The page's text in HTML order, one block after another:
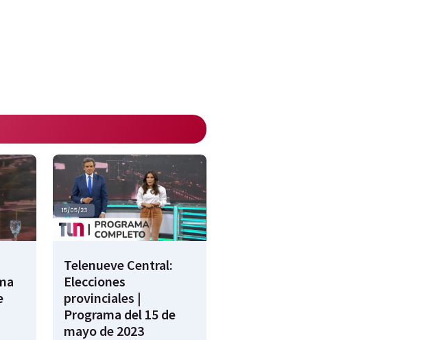
Telenueve Central:
Elecciones
provinciales |
Programa del 15 de
mayo de 2023